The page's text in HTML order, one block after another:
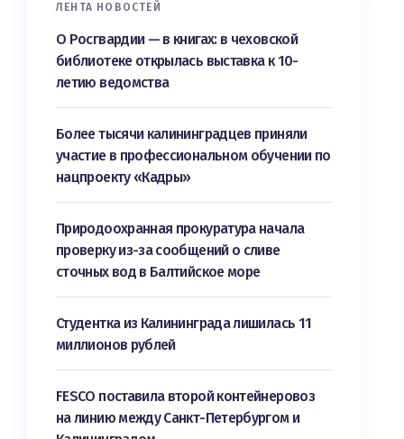
ЛЕНТА НОВОСТЕЙ
О Росгвардии — в книгах: в чеховской
библиотеке открылась выставка к 10-
летию ведомства
Более тысячи калининградцев приняли
участие в профессиональном обучении по
нацпроекту «Кадры»
Природоохранная прокуратура начала
проверку из-за сообщений о сливе
сточных вод в Балтийское море
Студентка из Калининграда лишилась 11
миллионов рублей
FESCO поставила второй контейнеровоз
на линию между Санкт-Петербургом и